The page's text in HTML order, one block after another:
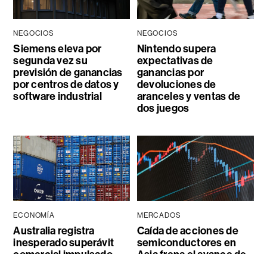
NEGOCIOS
Siemens eleva por
segunda vez su
previsión de ganancias
por centros de datos y
software industrial
NEGOCIOS
Nintendo supera
expectativas de
ganancias por
devoluciones de
aranceles y ventas de
dos juegos
ECONOMÍA
Australia registra
inesperado superávit
MERCADOS
Caída de acciones de
semiconductores en